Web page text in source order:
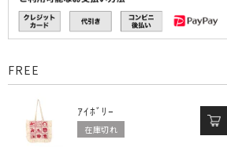
FREE
ｱｲﾎﾞﾘｰ
在庫切れ